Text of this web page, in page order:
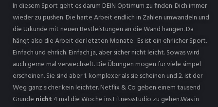
In diesem Sport geht es darum DEIN Optimum zu finden. Dich immer
wieder zu pushen. Die harte Arbeit endlich in Zahlen umwandeln und
die Urkunde mit neuen Bestleistungen an die Wand hängen. Da
hängt also die Arbeit der letzten Monate. Es ist ein ehrlicher Sport.
Einfach und ehrlich. Einfach ja, aber sicher nicht leicht. Sowas wird
auch gerne mal verwechselt. Die Übungen mögen für viele simpel
erscheinen. Sie sind aber 1. komplexer als sie scheinen und 2. ist der
Weg ganz sicher kein leichter. Netflix & Co geben einem tausend
Gründe nicht 4 mal die Woche ins Fitnessstudio zu gehen.Was in